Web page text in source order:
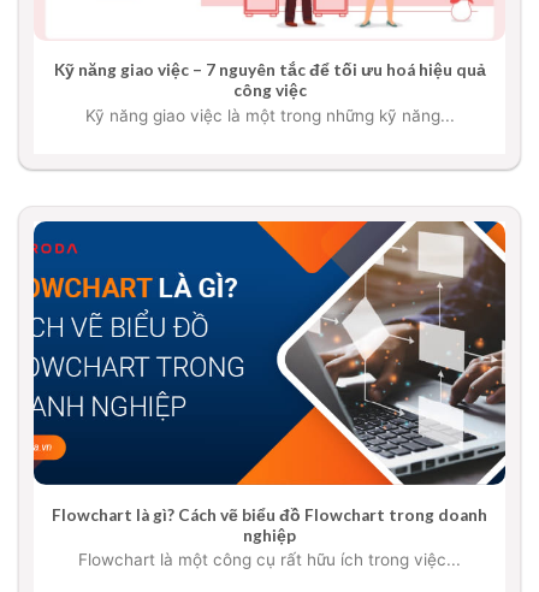
Kỹ năng giao việc – 7 nguyên tắc để tối ưu hoá hiệu quả
công việc
Kỹ năng giao việc là một trong những kỹ năng...
Flowchart là gì? Cách vẽ biểu đồ Flowchart trong doanh
nghiệp
Flowchart là một công cụ rất hữu ích trong việc...